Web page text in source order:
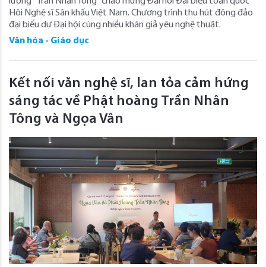
Hội Nghệ sĩ Sân khấu Việt Nam. Chương trình thu hút đông đảo
đại biểu dự Đại hội cùng nhiều khán giả yêu nghệ thuật.
Văn hóa - Giáo dục
Kết nối văn nghệ sĩ, lan tỏa cảm hứng
sáng tác về Phật hoàng Trần Nhân
Tông và Ngọa Vân